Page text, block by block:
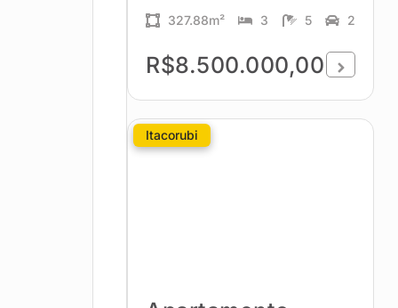
327.88m² 3 5 2
R$8.500.000,00
Itacorubi